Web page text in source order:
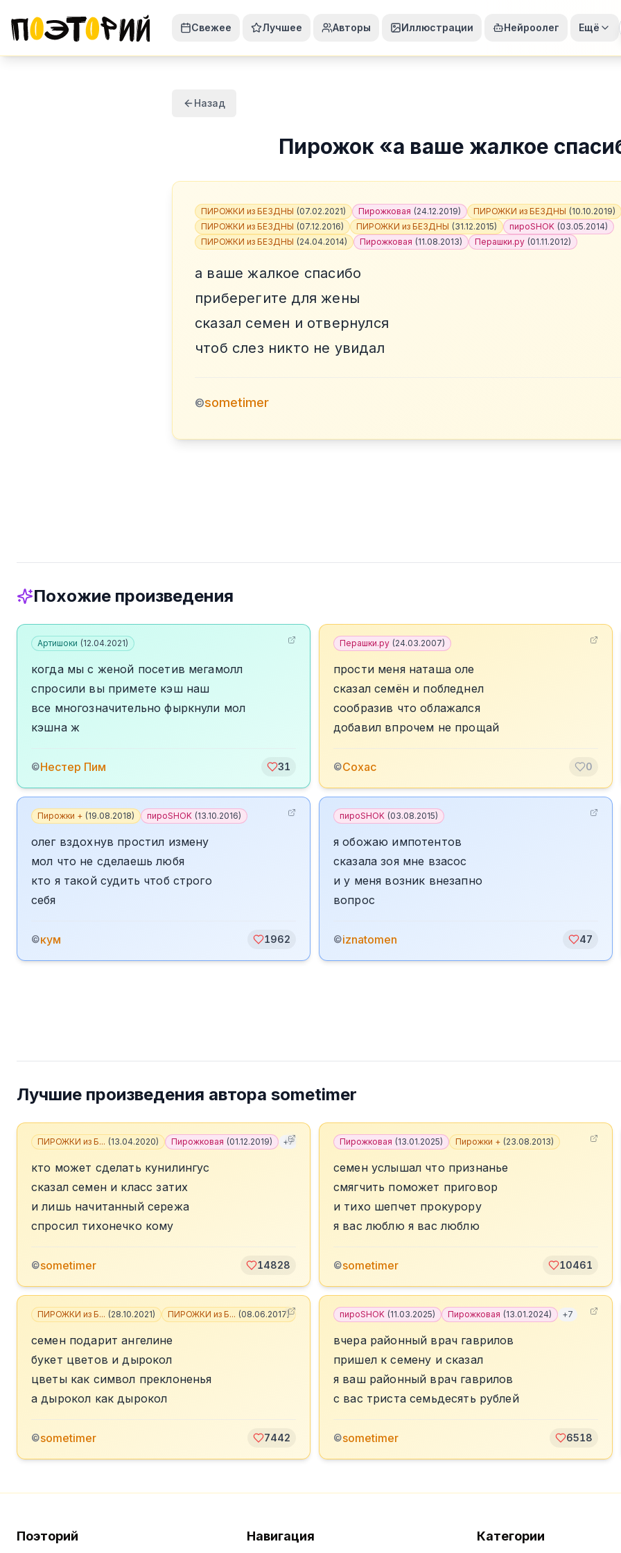
Свежее Лучшее Авторы Иллюстрации Нейроолег Ещё
Назад
Пирожок«а ваше жалкое
ПИРОЖКИ из БЕЗДНЫ (07.02.2021) Пирожковая (24.12.2019) ПИРОЖКИ из БЕЗДНЫ (10.10.2019)
ПИРОЖКИ из БЕЗДНЫ (07.12.2016) ПИРОЖКИ из БЕЗДНЫ (31.12.2015) пироSHOK (03.05.2014)
ПИРОЖКИ из БЕЗДНЫ (24.04.2014) Пирожковая (11.08.2013) Перашки.ру (01.11.2012)
а ваше жалкое спасибо
приберегите для жены
сказал семен и отвернулся
чтоб слез никто не увидал
©sometimer
Похожие произведения
Артишоки (12.04.2021)
когда мы с женой посетив мегамолл
спросили вы примете кэш наш
все многозначительно фыркнули мол
кэшна ж
©️Нестер Пим 31
Перашки.ру (24.03.2007)
прости меня наташа оле
сказал семён и побледнел
сообразив что облажался
добавил впрочем не прощай
©Сохас 0
Пирожки + (19.08.2018) пироSHOK (13.10.2016)
олег вздохнув простил измену
мол что не сделаешь любя
кто я такой судить чтоб строго
себя
©кум 1962
пироSHOK (03.08.2015)
я обожаю импотентов
сказала зоя мне взасос
и у меня возник внезапно
вопрос
©iznatomen 47
Лучшие произведения автора sometimer
ПИРОЖКИ из Б... (13.04.2020) Пирожковая (01.12.2019) +7
кто может сделать кунилингус
сказал семен и класс затих
и лишь начитанный сережа
спросил тихонечко кому
©sometimer 14828
Пирожковая (13.01.2025) Пирожки + (23.08.2013)
семен услышал что признанье
смягчить поможет приговор
и тихо шепчет прокурору
я вас люблю я вас люблю
©sometimer 10461
ПИРОЖКИ из Б... (28.10.2021) ПИРОЖКИ из Б... (08.06.2017)
семен подарит ангелине
букет цветов и дырокол
цветы как символ преклоненья
а дырокол как дырокол
©sometimer 7442
пироSHOK (11.03.2025) Пирожковая (13.01.2024) +7
вчера районный врач гаврилов
пришел к семену и сказал
я ваш районный врач гаврилов
с вас триста семьдесять рублей
©sometimer 6518
Поэторий Навигация Категории